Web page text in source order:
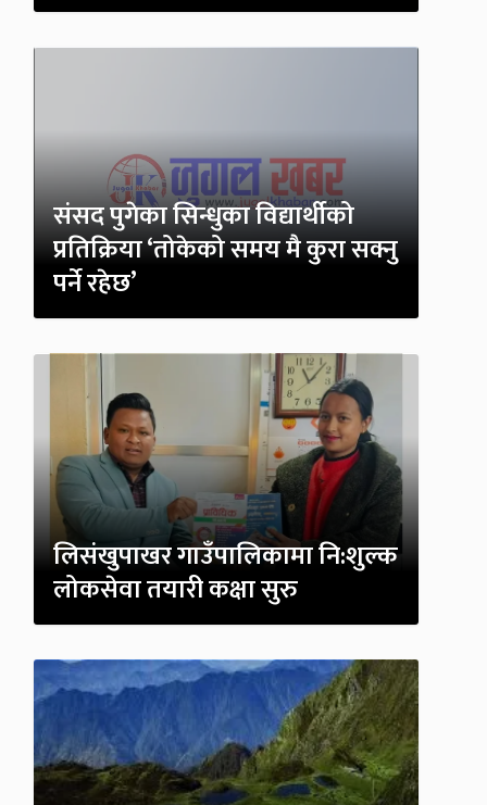
संसद पुगेका सिन्धुका विद्यार्थीको
प्रतिक्रिया ‘तोकेको समय मै कुरा सक्नु
पर्ने रहेछ’
लिसंखुपाखर गाउँपालिकामा नि:शुल्क
लोकसेवा तयारी कक्षा सुरु